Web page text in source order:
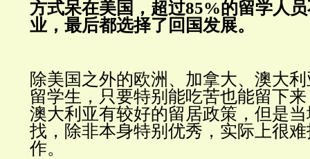
方式呆在美国，超过85%的留学人
业，最后都选择了回国发展。
除美国之外的欧洲、加拿大、澳大
留学生，只要特别能吃苦也能留下
澳大利亚有较好的留居政策，但是
找，除非本身特别优秀，实际上很
作。